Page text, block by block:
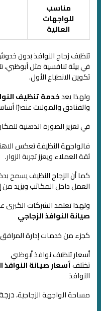
مناسب
للواجهات
العالية
تنظيف زجاج النوافذ بدون
في بيئة تنافسية مثل أبوظبي،
تكوين الانطباع الأول.
ولهذا يعدخدمة تنظيف
والفنادق والمولات عنصرًا
في تعزيز الصورة الذهنية
فالواجهة النظيفة تعكس
ثقة العملاء ويعزز تجربة الزوار.
كما أن الزجاج النظيف يسمح
العمل داخل المكاتب ويزيد من
ولهذا تعتمد الشركات
صيانة النوافذ الزجاجي
كجزء من خدمات إدارة
أسعار تنظيف نوافذ أبوظبي
تختلفأسعار صيانة النوافذ
النوافذ
مساحة الواجهة الزجاجية،